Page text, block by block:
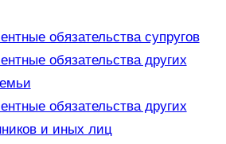
обязательства супругов
обязательства других
обязательства других
и иных лиц